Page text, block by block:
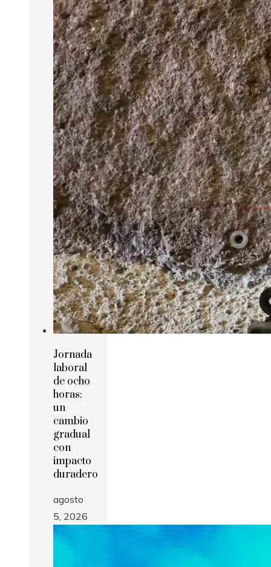
Jornada
laboral
de ocho
horas:
un
cambio
gradual
con
impacto
duradero
agosto
5, 2026